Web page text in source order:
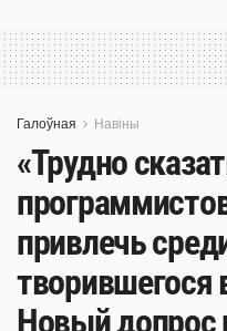
Галоўная Навіны
«Трудно
привлечь
творившегося
Новый допрос